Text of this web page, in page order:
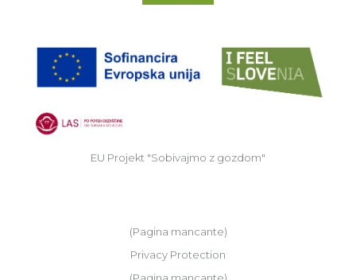
EU Projekt "Sobivajmo z gozdom"
(Pagina mancante)
Privacy Protection